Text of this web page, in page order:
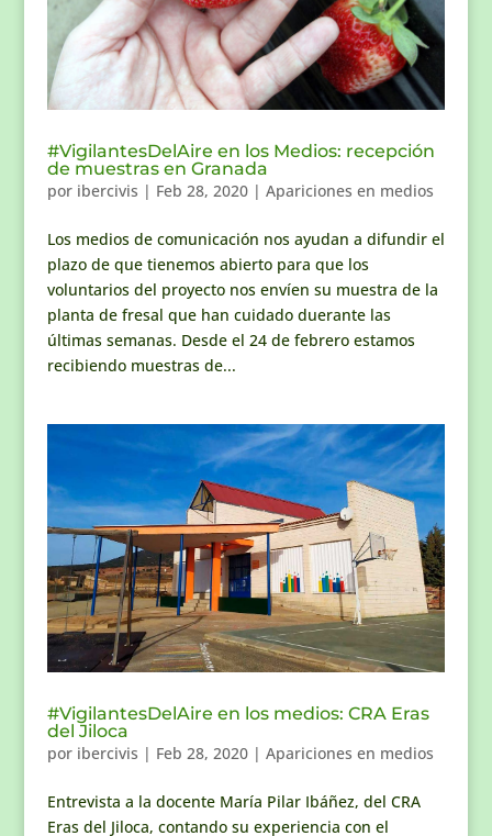
#VigilantesDelAire en los Medios: recepción
de muestras en Granada
por ibercivis | Feb 28, 2020| Apariciones en medios
Los medios de comunicación nos ayudan a difundir el
plazo de que tienemos abierto para que los
voluntarios del proyecto nos envíen su muestra de la
planta de fresal que han cuidado duerante las
últimas semanas. Desde el 24 de febrero estamos
recibiendo muestras de...
#VigilantesDelAire en los medios: CRA Eras
del Jiloca
por ibercivis | Feb 28, 2020| Apariciones en medios
Entrevista a la docente María Pilar Ibáñez, del CRA
Eras del Jiloca, contando su experiencia con el